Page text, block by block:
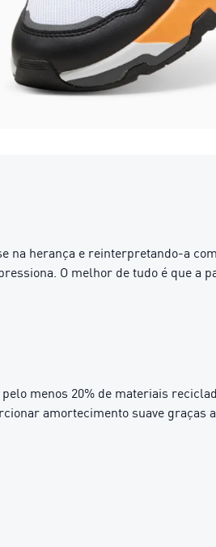
na herança e reinterpretando-a
O melhor de tudo é que a
menos 20% de materiais
amortecimento suave graças